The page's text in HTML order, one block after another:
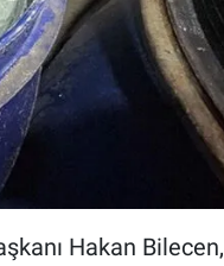
Hakan Bilecen,